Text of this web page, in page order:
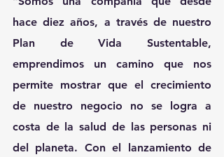
hace diez años, a través de nuestro
Plan de Vida Sustentable,
emprendimos un camino que nos
permite mostrar que el crecimiento
de nuestro negocio no se logra a
costa de la salud de las personas ni
del planeta. Con el lanzamiento de